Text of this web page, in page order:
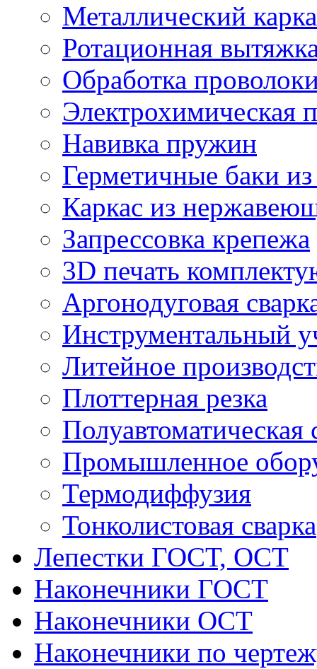
Металлический
Ротационная
Обработка
Электрохимическая
Навивка пружин
Герметичные баки
Каркас из
Запрессовка крепежа
3D печать
Аргонодуговая
Инструментальный
Литейное
Плоттерная резка
Полуавтоматическая
Промышленное
Термодиффузия
Тонколистовая сварка
Лепестки ГОСТ, ОСТ
Наконечники ГОСТ
Наконечники ОСТ
Наконечники по